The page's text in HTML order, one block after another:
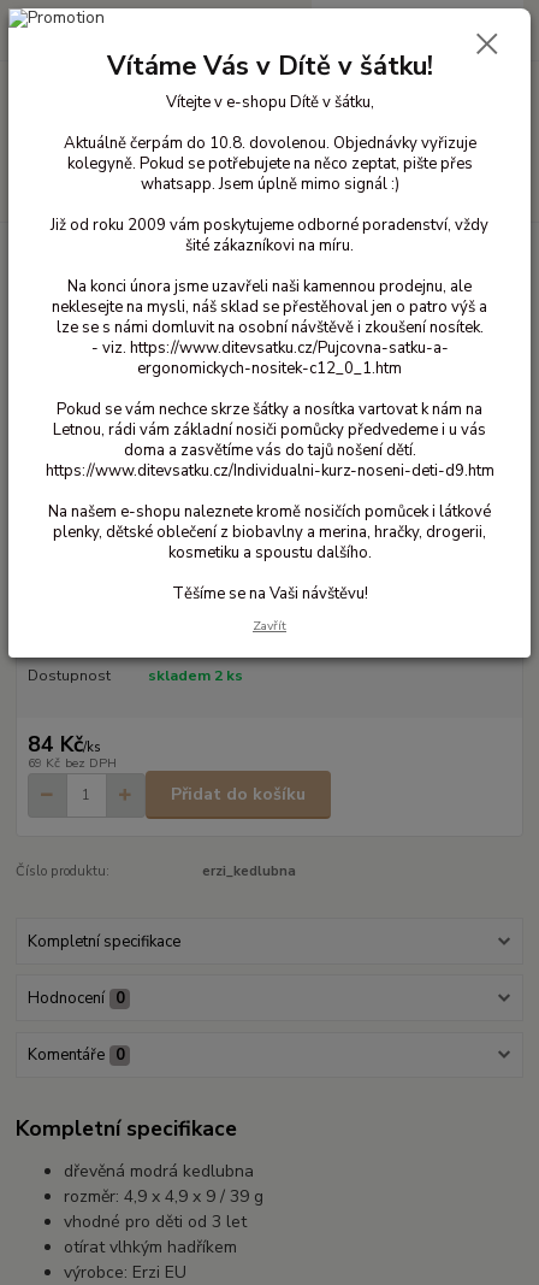
+420 603 818 836
0 Kč
Hračky a výukové pomůcky Erzi Zelenina Erzi
Erzi - Kedlubna modrá
Ohodnotit produkt
Dostupnost skladem 2 ks
84 Kč/ks
69 Kč bez DPH
Přidat do košíku
Číslo produktu: erzi_kedlubna
Kompletní specifikace
Hodnocení 0
Komentáře 0
Kompletní specifikace
dřevěná modrá kedlubna
rozměr: 4,9 x 4,9 x 9 / 39 g
vhodné pro děti od 3 let
otírat vlhkým hadříkem
výrobce: Erzi EU
Vítáme Vás v Dítě v šátku!
Vítejte v e-shopu Dítě v šátku,
Aktuálně čerpám do 10.8. dovolenou. Objednávky vyřizuje
kolegyně. Pokud se potřebujete na něco zeptat, pište přes
whatsapp. Jsem úplně mimo signál :)
Již od roku 2009 vám poskytujeme odborné poradenství, vždy
šité zákazníkovi na míru.
Na konci února jsme uzavřeli naši kamennou prodejnu, ale
neklesejte na mysli, náš sklad se přestěhoval jen o patro výš a
lze se s námi domluvit na osobní návštěvě i zkoušení nosítek.
- viz. https://www.ditevsatku.cz/Pujcovna-satku-a-
ergonomickych-nositek-c12_0_1.htm
Pokud se vám nechce skrze šátky a nosítka vartovat k nám na
Letnou, rádi vám základní nosiči pomůcky předvedeme i u vás
doma a zasvětíme vás do tajů nošení dětí.
https://www.ditevsatku.cz/Individualni-kurz-noseni-deti-d9.htm
Na našem e-shopu naleznete kromě nosičích pomůcek i látkové
plenky, dětské oblečení z biobavlny a merina, hračky, drogerii,
kosmetiku a spoustu dalšího.
Těšíme se na Vaši návštěvu!
Zavřít